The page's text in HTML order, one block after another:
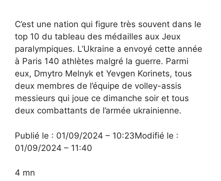
C’est une nation qui figure très souvent dans le
top 10 du tableau des médailles aux Jeux
paralympiques. L’Ukraine a envoyé cette année
à Paris 140 athlètes malgré la guerre. Parmi
eux, Dmytro Melnyk et Yevgen Korinets, tous
deux membres de l’équipe de volley-assis
messieurs qui joue ce dimanche soir et tous
deux combattants de l’armée ukrainienne.
Publié le : 01/09/2024 – 10:23Modifié le :
01/09/2024 – 11:40
4 mn